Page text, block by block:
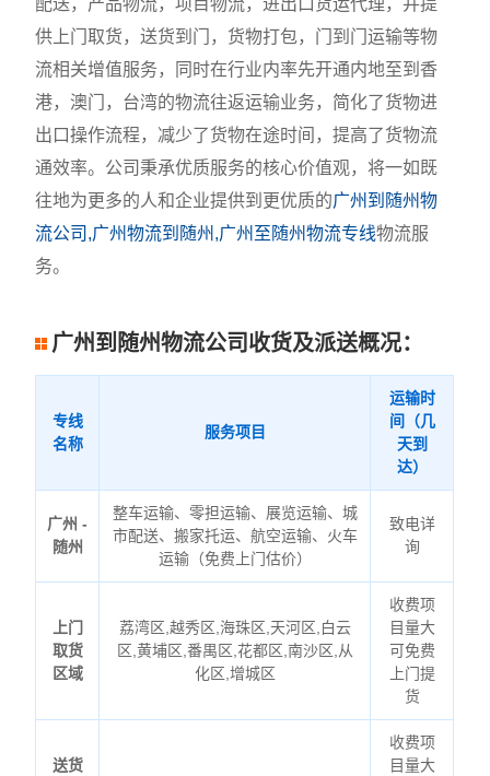
配送，产品物流，项目物流，进出口货运代理，并提
供上门取货，送货到门，货物打包，门到门运输等物
流相关增值服务，同时在行业内率先开通内地至到香
港，澳门，台湾的物流往返运输业务，简化了货物进
出口操作流程，减少了货物在途时间，提高了货物流
通效率。公司秉承优质服务的核心价值观，将一如既
往地为更多的人和企业提供到更优质的广州到随州物
流公司,广州物流到随州,广州至随州物流专线物流服
务。
广州到随州物流公司收货及派送概况：
专线
名称
服务项目
运输时
间（几
天到
达）
广州 -
随州
整车运输、零担运输、展览运输、城
市配送、搬家托运、航空运输、火车
运输（免费上门估价）
致电详
询
上门
取货
区域
荔湾区,越秀区,海珠区,天河区,白云
区,黄埔区,番禺区,花都区,南沙区,从
化区,增城区
收费项
目量大
可免费
上门提
货
送货
收费项
目量大